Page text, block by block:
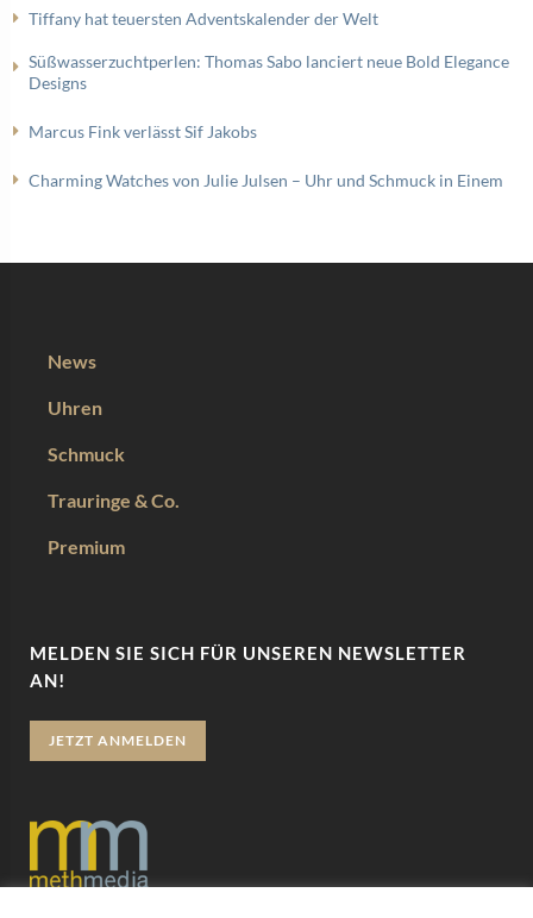
Tiffany hat teuersten Adventskalender der Welt
Süßwasserzuchtperlen: Thomas Sabo lanciert neue Bold Elegance
Designs
Marcus Fink verlässt Sif Jakobs
Charming Watches von Julie Julsen – Uhr und Schmuck in Einem
News
Uhren
Schmuck
Trauringe & Co.
Premium
MELDEN SIE SICH FÜR UNSEREN NEWSLETTER
AN!
JETZT ANMELDEN